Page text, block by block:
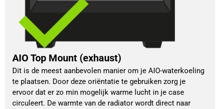
AIO Top Mount (exhaust)
Dit is de meest aanbevolen manier om je AIO-waterkoeling
te plaatsen. Door deze oriëntatie te gebruiken zorg je
ervoor dat er zo min mogelijk warme lucht in je case
circuleert. De warmte van de radiator wordt direct naar